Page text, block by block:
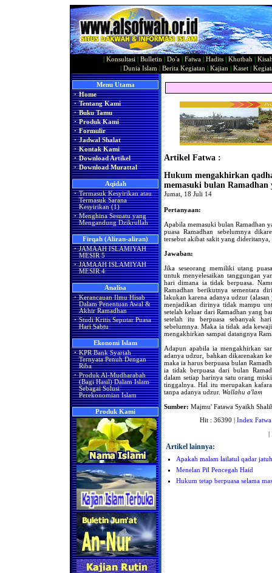
Konsultasi Bulletin Do'a Fatwa Hadits Khutbah
Dunia Islam Berita Kegiatan Kajian Kaset|
Menu Utama
· Home
· Tentang Kami
· Buku Tamu
· Produk Kami
· Formulir
· Jadwal Shalat
· Kontak Kami
· Download Artikel
· Download Murattal
Aqidah
· Termasuk Kesyirikan atau
Termasuk Sarana
Kesyirikan (1)
· Menghina Sesuatu yang
Mengandung Dzikrullah
Firqah (Aliran-aliran)
· JAMAAH ISLAMIYAH
MESIR 5
· JAMAAH ISLAMIYAH
MESIR 4
Analisa
· Kerancauan Ilmu Hisab
Dalam Penentuan Awal &
Akhir Ramadhan
· Studi Kritis Seputar Puasa
Hari Sabtu
Ekonomi Islam
· KPR Bank Syariah
Ternyata Penuh Dengan
Riba
· Produk Al-Mudharabah
(Bagi Hasil) Dalam Islam
Sebagai Solusi
Perekonomian Islam
Produk Kami
Artikel Fatwa :
Hukum mengakhirkan
memasuki bulan Ramadhan
Jumat, 18 Juli 14
Pertanyaan:
Apabila memasuki bulan Ramadhan
puasa Ramadhan sebelumnya
tersebut akibat sakit yang
Jawaban:
Jika seseorang memiliki utang
untuk menyelesaikan tanggungan
hari dimana ia tidak berpuasa.
Ramadhan berikutnya sementara
lakukan karena adanya udzur
menjadikan dirinya tidak mampu
setelah keluar dari Ramadhan yang
setelah itu berpuasa sebanyak
sebelumnya. Maka ia tidak ada
mengakhirkan sampai datangnya
Adapun apabila ia mengakhirkan
adanya udzur, bahkan dikarenakan
maka ia harus berpuasa bulan
ia tidak berpuasa dari bulan
dalam setiap harinya satu orang
tinggalnya. Hal itu merupakan
tanpa adanya udzur. Wallahu a'lam
Sumber: Majmu' Fatawa Syaikh
Hit : 36390 | Index Fatwa
|
Artikel lainnya:
Apakah malam lailatul qadar
Menelan Pil Pencegah Haid
Hukum tetap berpuasa selama